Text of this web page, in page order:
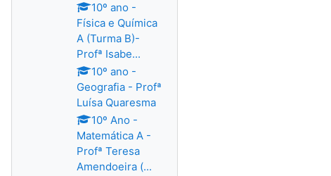
10º ano -
Física e Química
A (Turma B)-
Profª Isabe...
10º ano -
Geografia - Profª
Luísa Quaresma
10º Ano -
Matemática A -
Profª Teresa
Amendoeira (...